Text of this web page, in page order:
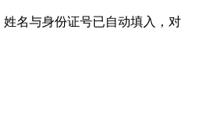
名与身份证号已自动填入，对